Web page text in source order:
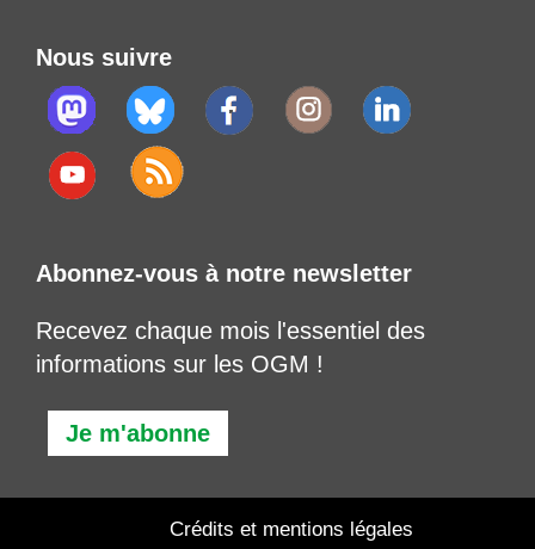
Nous suivre
Abonnez-vous à notre newsletter
Recevez chaque mois l'essentiel des
informations sur les OGM !
Je m'abonne
Crédits et mentions légales